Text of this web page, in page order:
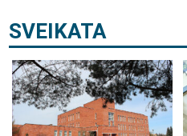
SVEIKATA